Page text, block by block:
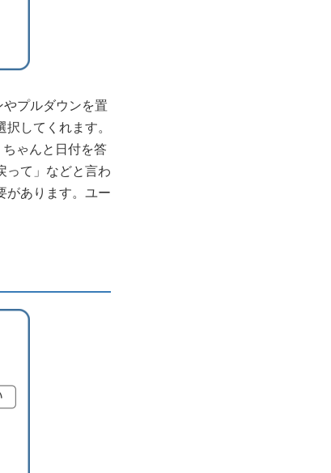
プルダウンを置
してくれます。
ゃんと日付を答
って」などと言わ
があります。ユー